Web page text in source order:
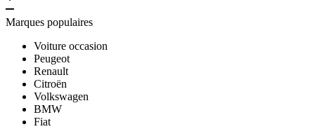
Marques populaires
Voiture occasion
Peugeot
Renault
Citroën
Volkswagen
BMW
Fiat